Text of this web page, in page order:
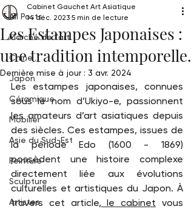
All Posts
Marché de l'art
Chine
Japon
Céramique
Mobilier
Asie du Sud-Est
Peinture
Sculpture
Artistes
Les Estampes Japonaises :
une tradition intemporelle.
Cabinet Gauchet Art Asiatique
14 déc. 2023 5 min de lecture
Dernière mise à jour : 3 avr. 2024
Les estampes japonaises, connues
sous le nom d’Ukiyo-e, passionnent
les amateurs d’art asiatiques depuis
des siècles. Ces estampes, issues de
la période Edo (1600 - 1869)
possèdent une histoire complexe
directement liée aux évolutions
culturelles et artistiques du Japon. À
travers cet article, le cabinet vous